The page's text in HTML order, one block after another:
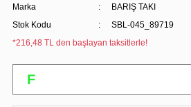
Marka
BARIŞ TAKI
Stok Kodu
SBL-045_89719
*216,48 TL den başlayan taksitlerle!